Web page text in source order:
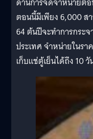
ตอนนี้มีเพียง 6,000 ส
64 ต้นปีจะทำการกระ
ประเทศ จำหน่ายในร
เก็บแช่ตู้เย็นได้ถึง 10 วั